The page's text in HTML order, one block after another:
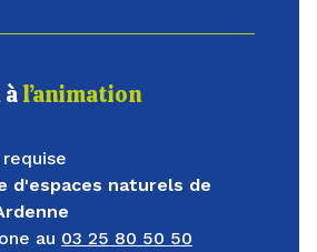
l’animation
d'espaces naturels de
au 03 25 80 50 50